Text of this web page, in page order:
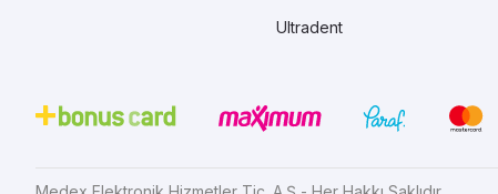
Ultradent